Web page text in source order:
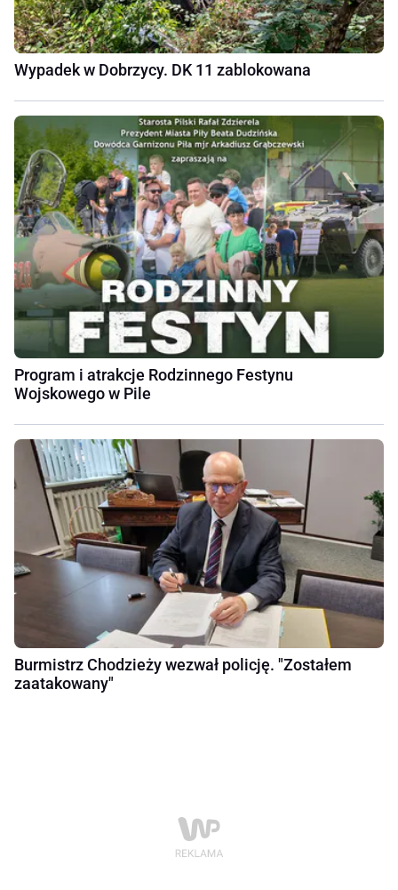
Wypadek w Dobrzycy. DK 11 zablokowana
Program i atrakcje Rodzinnego Festynu
Wojskowego w Pile
Burmistrz Chodzieży wezwał policję. "Zostałem
zaatakowany"